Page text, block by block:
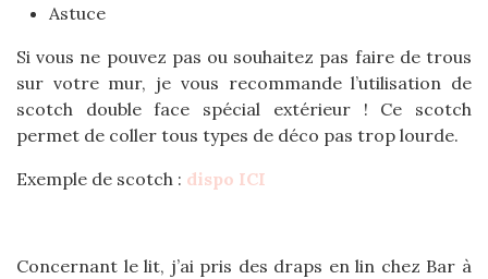
Astuce
Si vous ne pouvez pas ou souhaitez pas faire de trous
sur votre mur, je vous recommande l’utilisation de
scotch double face spécial extérieur ! Ce scotch
permet de coller tous types de déco pas trop lourde.
Exemple de scotch : dispo ICI
Concernant le lit, j’ai pris des draps en lin chez Bar à